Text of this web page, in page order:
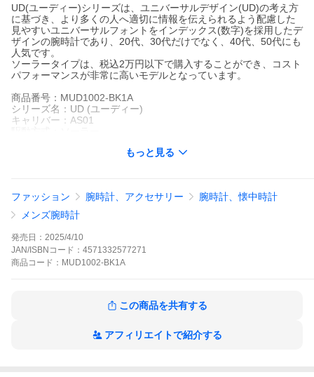
UD(ユーディー)シリーズは、ユニバーサルデザイン(UD)の考え方
に基づき、より多くの人へ適切に情報を伝えられるよう配慮した
見やすいユニバーサルフォントをインデックス(数字)を採用したデ
ザインの腕時計であり、20代、30代だけでなく、40代、50代にも
人気です。
ソーラータイプは、税込2万円以下で購入することができ、コスト
パフォーマンスが非常に高いモデルとなっています。
商品番号：MUD1002-BK1A
シリーズ名：UD (ユーディー)
キャリバー：AS01
駆動期間：フル充電時約4ヶ月間
バンド材質：ステンレス
中留：ワンプッシュ三つ折れ方式
腕周り長さ（最長）：200mm
バンド幅：18mm
防水：日常生活防水（3気圧）
重さ：94g
付属品：ザ・クロックハウスオリジナル専用ボックス
その他サービス：ギフトラッピング無料、レビューを書いてウォ
ッチクロスプレゼント
※オンラインストアと実店舗で販売価格やポイント等の条件が異
もっと見る
ファッション 腕時計、アクセサリー
腕時計、懐中時計
メンズ腕時計
発売日： 2025/4/10
JAN/ISBNコード： 4571332577271
商品 コード： MUD1002-BK1A
この商品を共有する
アフィリエイトで紹介する